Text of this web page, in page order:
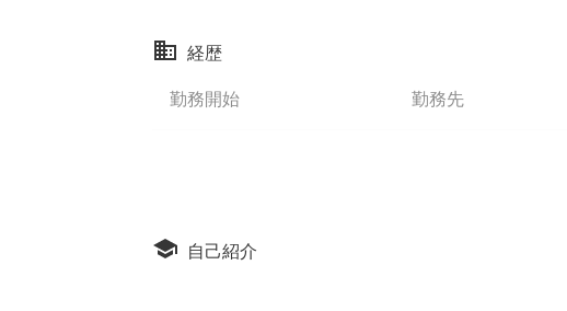
経歴
勤務開始
勤務先
自己紹介